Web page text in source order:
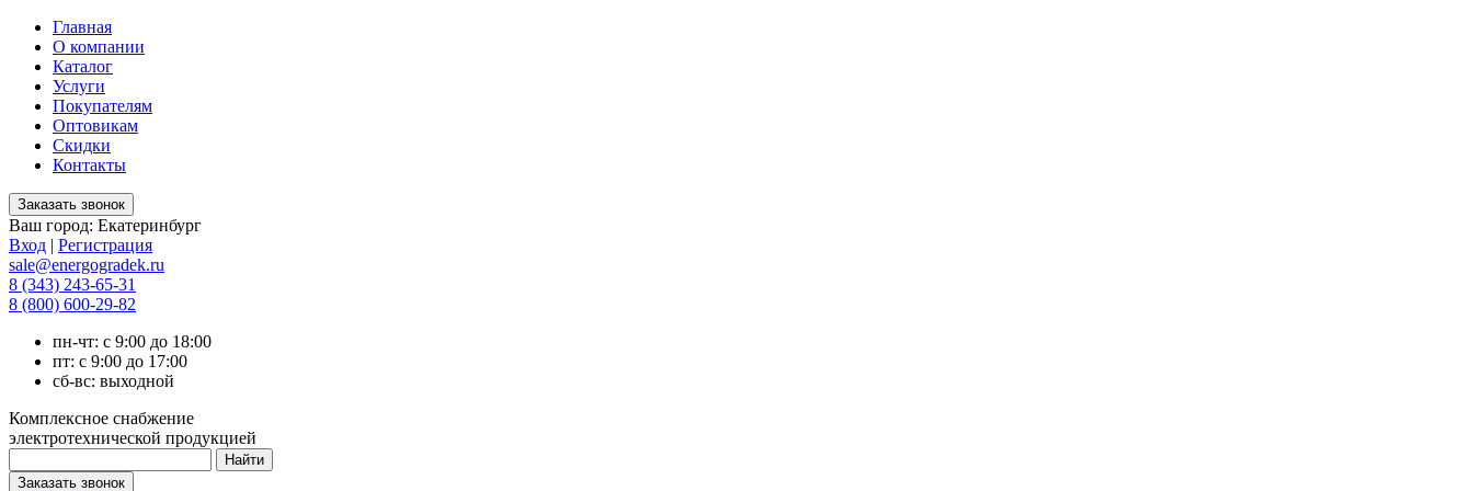
Главная
О компании
Каталог
Услуги
Покупателям
Оптовикам
Скидки
Контакты
Ваш город: Екатеринбург
Вход | Регистрация
sale@energogradek.ru
8 (343) 243-65-31
8 (800) 600-29-82
пн-чт: с 9:00 до 18:00
пт: с 9:00 до 17:00
сб-вс: выходной
Комплексное снабжение
электротехнической продукцией